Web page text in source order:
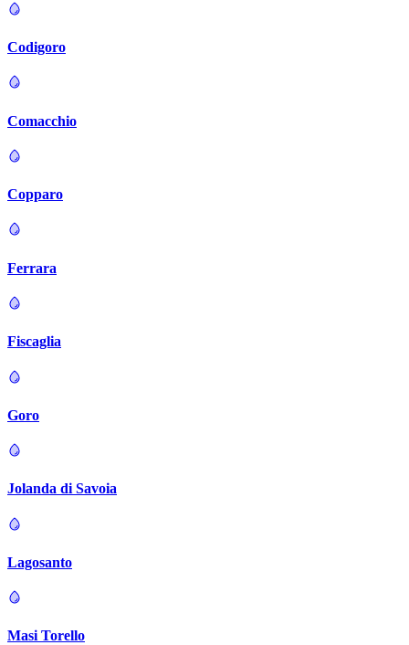
Codigoro
Comacchio
Copparo
Ferrara
Fiscaglia
Goro
Jolanda di Savoia
Lagosanto
Masi Torello